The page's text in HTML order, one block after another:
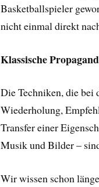
Basketballspieler
nicht einmal direkt
Klassische
Die Techniken, die bei
Wiederholung,
Transfer einer
Musik und Bilder –
Wir wissen schon